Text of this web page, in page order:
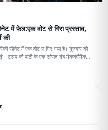
में फेल:एक वोट से गिरा प्रस्ताव,
की
सीनेट में एक वोट से गिर गया है। गुरुवार को
ट्रम्प की पार्टी के एक सांसद डेव मैककॉर्मिक